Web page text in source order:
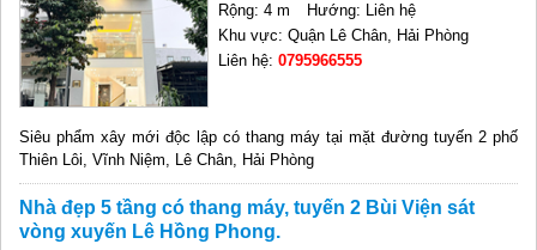
Rộng: 4 m
Hướng: Liên hệ
Khu vực: Quận Lê Chân, Hải Phòng
Liên hệ:0795966555
Siêu phẩm xây mới độc lập có thang máy tại mặt đường tuyến 2 phố
Thiên Lôi, Vĩnh Niệm, Lê Chân, Hải Phòng
Nhà đẹp 5 tầng có thang máy, tuyến 2 Bùi Viện sát
vòng xuyến Lê Hồng Phong.